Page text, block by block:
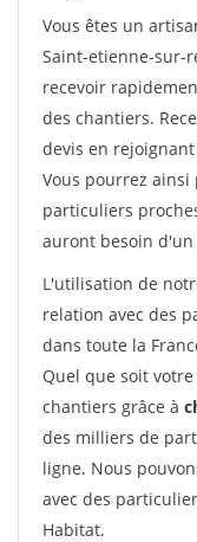
Vous êtes un
Saint-etienne-sur-
recevoir
des chantiers.
devis en
Vous pourrez ainsi
particuliers
auront besoin
L'utilisation de
relation avec des
dans toute la
Quel que soit
chantiers grâce à
des milliers de
ligne. Nous
avec des
Habitat.